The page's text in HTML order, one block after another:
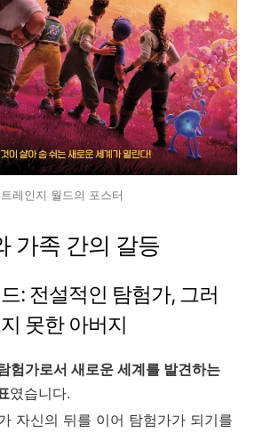
레인지 월드의 포스터
가족 간의 갈등
: 전설적인 탐험가, 그러
못한 아버지
험가로서 새로운 세계를 발견하는
였습니다.
자신의 뒤를 이어 탐험가가 되기를